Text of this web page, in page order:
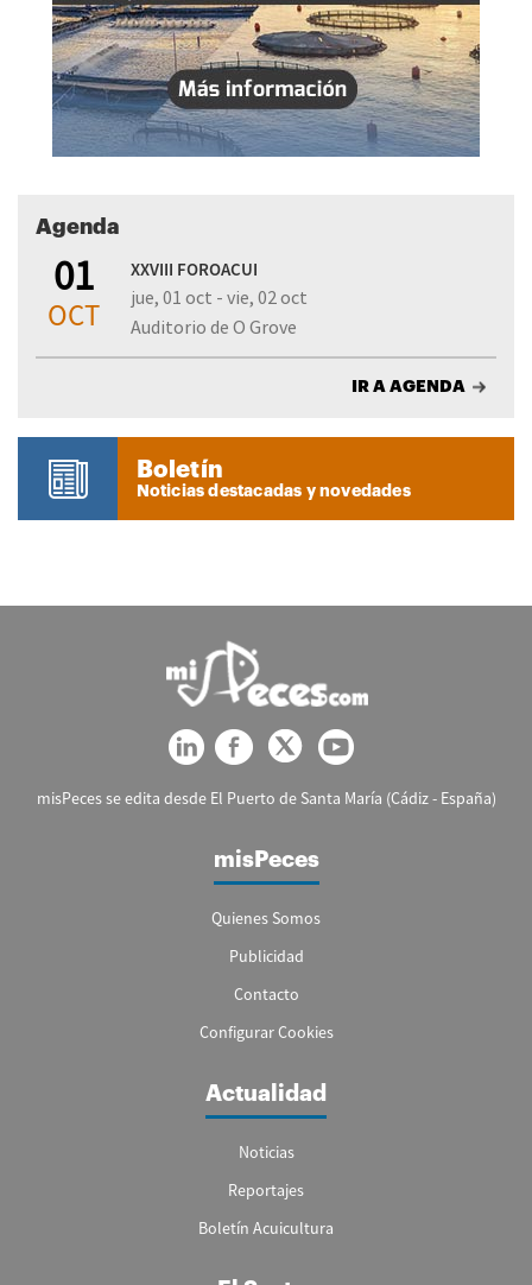
Agenda
01
OCT
XXVIII FOROACUI
jue, 01 oct - vie, 02 oct
Auditorio de O Grove
IR A AGENDA
Boletín
Noticias destacadas y novedades
misPeces se edita desde El Puerto de Santa María (Cádiz - España)
misPeces
Quienes Somos
Publicidad
Contacto
Configurar Cookies
Actualidad
Noticias
Reportajes
Boletín Acuicultura